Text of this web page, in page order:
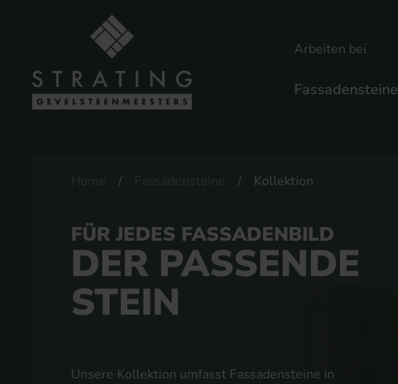
Arbeiten bei
Fassadensteine
Kollektion
FÜR JEDES FASSADENBILD
DER PASSENDE
STEIN
Unsere Kollektion umfasst Fassadensteine in